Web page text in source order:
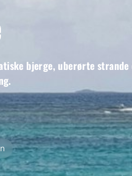
bjerge, uberørte